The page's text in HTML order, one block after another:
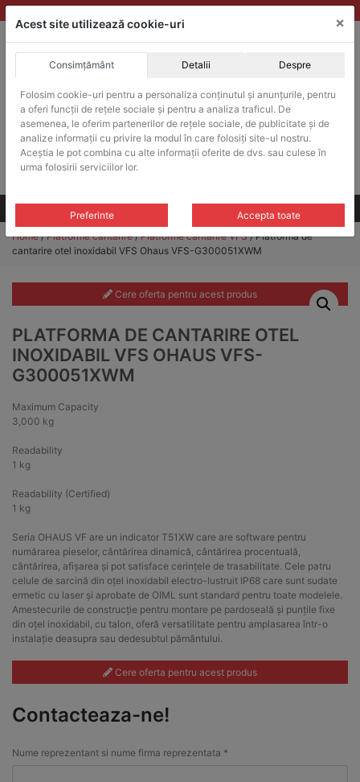
Skip
to
ACHIZITII PUBLICE
Produsele pot fi achizitionate si in sistemul SEAP / SICAP
Products
search
CAUTARE
Toate produsele
Home/Platforme cantarire/Platforme cantarire VFS/ Platforma de
cantarire otel inoxidabil VFS Ohaus VFS-G300051XWM
Cere oferta pentru acest produs
PLATFORMA DE CANTARIRE OTEL
INOXIDABIL VFS OHAUS VFS-
G300051XWM
Maximum Capacity
3,000 kg
Readability
1 kg
Readability (Certified)
1 kg
Seria OHAUS VF are un indicator T51XW care are software pentru
numărarea pieselor, cântărirea dinamică, cântărirea procentuală,
cântărirea, afișarea și pot satisface cerințele de trasabilitate. Cele patru
celule de sarcină din oțel inoxidabil electro-lustruit IP68 care sunt sudate
ermetic cu laser și aprobate de OIML sunt standard pentru toate modelele.
Amestecurile de construcție pentru montare pe pardoseală și punțile fixe
din oțel inoxidabil, cu talon, oferă versatilitate pentru amplasarea într-o
instalație deasupra sau dedesubtul pământului.
Cere oferta pentru acest produs
Contacteaza-ne!
Nume reprezentant si nume firma reprezentata *
Acest site utilizează cookie-uri ×
Consimțământ Detalii Despre
Folosim cookie-uri pentru a personaliza conținutul și anunțurile, pentru
a oferi funcții de rețele sociale și pentru a analiza traficul. De
asemenea, le oferim partenerilor de rețele sociale, de publicitate și de
analize informații cu privire la modul în care folosiți site-ul nostru.
Aceștia le pot combina cu alte informații oferite de dvs. sau culese în
urma folosirii serviciilor lor.
Preferinte Accepta toate